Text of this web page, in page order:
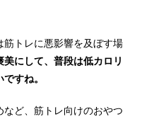
トレに悪影響を及ぼす場
美にして、普段は低カロリ
すね。
ど、筋トレ向けのおやつ